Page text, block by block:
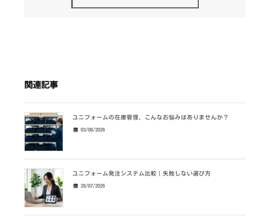
関連記事
ユニフォームの在庫管理、こんなお悩みはありませんか？
03/08/2026
ユニフォーム発注システム比較｜失敗しない選び方
28/07/2026